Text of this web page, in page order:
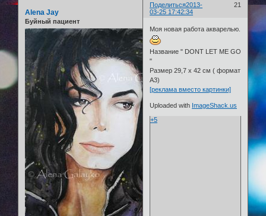
Поделиться 21
2013-
03-25 17:42:34
Alena Jay
Буйный пациент
Моя новая работа акварелью.
Название " DONT LET ME GO
"
Размер 29,7 х 42 см ( формат
А3)
[реклама вместо картинки]
Uploaded with ImageShack.us
+5